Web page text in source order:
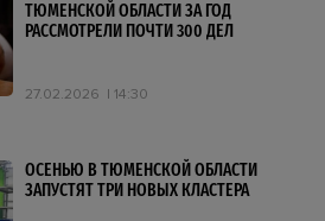
ТЮМЕНСКОЙ ОБЛАСТИ ЗА ГОД
РАССМОТРЕЛИ ПОЧТИ 300 ДЕЛ
27.02.2026 14:30
ОСЕНЬЮ В ТЮМЕНСКОЙ ОБЛАСТИ
ЗАПУСТЯТ ТРИ НОВЫХ КЛАСТЕРА